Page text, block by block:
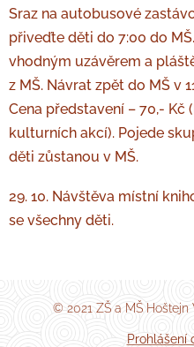
Sraz na autobusové
přiveďte děti do 7:00 do
vhodným uzávěrem a
z MŠ. Návrat zpět do MŠ v
Cena představení – 70,- Kč
kulturních akcí). Pojede
děti zůstanou v MŠ.
29. 10. Návštěva místní
se všechny děti.
© 2021 ZŠ a MŠ
Prohlášení